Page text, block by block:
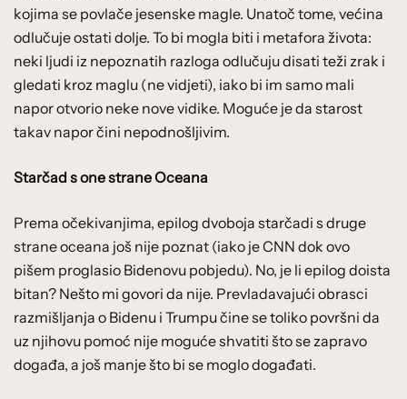
kojima se povlače jesenske magle. Unatoč tome, većina
odlučuje ostati dolje. To bi mogla biti i metafora života:
neki ljudi iz nepoznatih razloga odlučuju disati teži zrak i
gledati kroz maglu (ne vidjeti), iako bi im samo mali
napor otvorio neke nove vidike. Moguće je da starost
takav napor čini nepodnošljivim.
Starčad s one strane Oceana
Prema očekivanjima, epilog dvoboja starčadi s druge
strane oceana još nije poznat (iako je CNN dok ovo
pišem proglasio Bidenovu pobjedu). No, je li epilog doista
bitan? Nešto mi govori da nije. Prevladavajući obrasci
razmišljanja o Bidenu i Trumpu čine se toliko površni da
uz njihovu pomoć nije moguće shvatiti što se zapravo
događa, a još manje što bi se moglo događati.